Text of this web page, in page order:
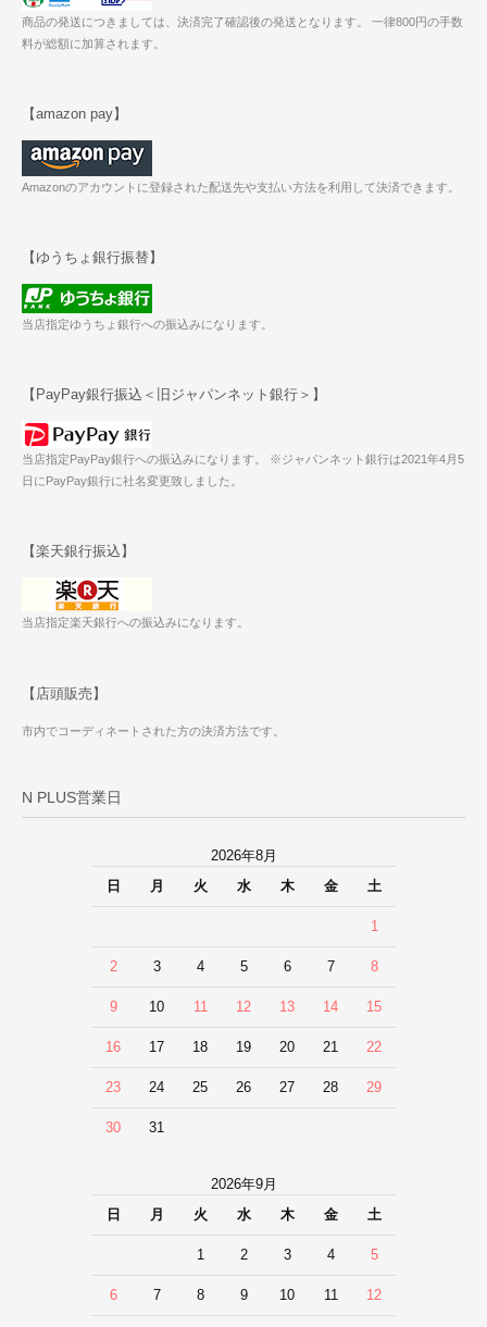
商品の発送につきましては、決済完了確認後の発送となります。 一律800円の手数
料が総額に加算されます。
【amazon pay】
Amazonのアカウントに登録された配送先や支払い方法を利用して決済できます。
【ゆうちょ銀行振替】
当店指定ゆうちょ銀行への振込みになります。
【PayPay銀行振込＜旧ジャパンネット銀行＞】
当店指定PayPay銀行への振込みになります。 ※ジャパンネット銀行は2021年4月5
日にPayPay銀行に社名変更致しました。
【楽天銀行振込】
当店指定楽天銀行への振込みになります。
【店頭販売】
市内でコーディネートされた方の決済方法です。
N PLUS営業日
2026年8月
日
月 火 水 木 金 土
1
2 3 4 5 6 7 8
9 10 11 12 13 14 15
16 17 18 19 20 21 22
23 24 25 26 27 28 29
30 31
2026年9月
日
月 火 水 木 金 土
1 2 3 4 5
6 7 8 9 10 11 12